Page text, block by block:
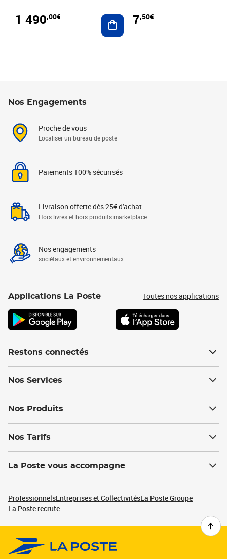
1 490,00€ Ajouter au panier
7,50€
Nos Engagements
Proche de vous
Localiser un bureau de poste
Paiements 100% sécurisés
Livraison offerte dès 25€ d'achat
Hors livres et hors produits marketplace
Nos engagements
sociétaux et environnementaux
Applications La Poste Toutes nos applications
Restons connectés
Nos Services
Nos Produits
Nos Tarifs
La Poste vous accompagne
ProfessionnelsEntreprises et CollectivitésLa Poste Groupe
La Poste recrute